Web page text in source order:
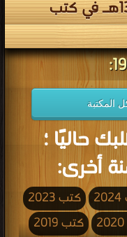
اصدارات كتب 1911م - 1329هـ في كتب
حاليًا ؛
أخرى:
كتب 2023
كتب 2019